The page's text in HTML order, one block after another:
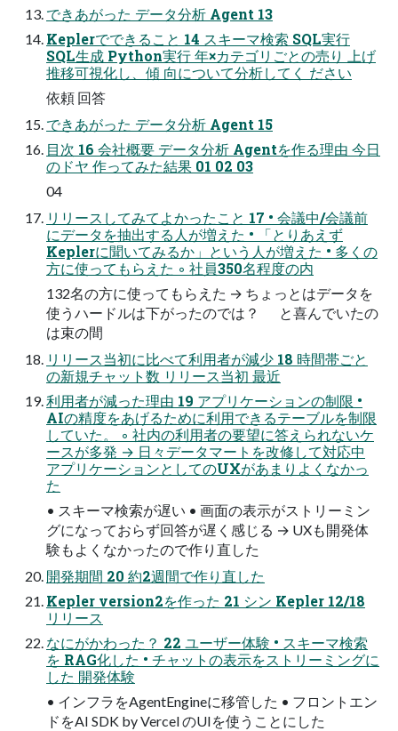
できあがった データ分析 Agent 13
Keplerでできること 14 スキーマ検索 SQL実行
SQL生成 Python実行 年×カテゴリごとの売り 上げ
推移可視化し、傾 向について分析してく ださい
依頼 回答
できあがった データ分析 Agent 15
目次 16 会社概要 データ分析 Agentを作る理由 今日
のドヤ 作ってみた結果 01 02 03
04
リリースしてみてよかったこと 17 • 会議中/会議前
にデータを抽出する人が増えた • 「とりあえず
Keplerに聞いてみるか」という人が増えた • 多くの
方に使ってもらえた ◦ 社員350名程度の内
132名の方に使ってもらえた → ちょっとはデータを
使うハードルは下がったのでは？ と喜んでいたの
は束の間
リリース当初に比べて利用者が減少 18 時間帯ごと
の新規チャット数 リリース当初 最近
利用者が減った理由 19 アプリケーションの制限 •
AIの精度をあげるために利用できるテーブルを制限
していた。 ◦ 社内の利用者の要望に答えられないケ
ースが多発 → 日々データマートを改修して対応中
アプリケーションとしてのUXがあまりよくなかっ
た
• スキーマ検索が遅い • 画面の表示がストリーミン
グになっておらず回答が遅く感じる → UXも開発体
験もよくなかったので作り直した
開発期間 20 約2週間で作り直した
Kepler version2を作った 21 シン Kepler 12/18
リリース
なにがかわった？ 22 ユーザー体験 • スキーマ検索
を RAG化した • チャットの表示をストリーミングに
した 開発体験
• インフラをAgentEngineに移管した • フロントエン
ドをAI SDK by Vercel のUIを使うことにした